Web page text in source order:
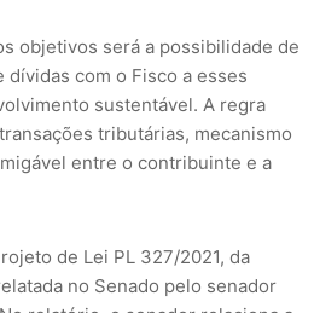
objetivos será a possibilidade de
com o Fisco a esses
sustentável. A regra
tributárias, mecanismo
entre o contribuinte e a
de Lei PL 327/2021, da
no Senado pelo senador